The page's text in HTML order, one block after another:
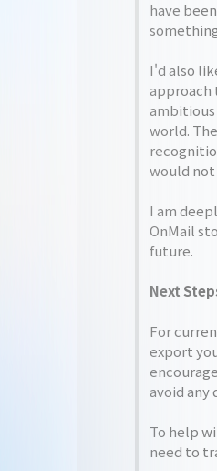
have
I'd also
approach
ambitious
world.
would
I am
OnMail
future.
Next
For
export
avoid any
To help
need to